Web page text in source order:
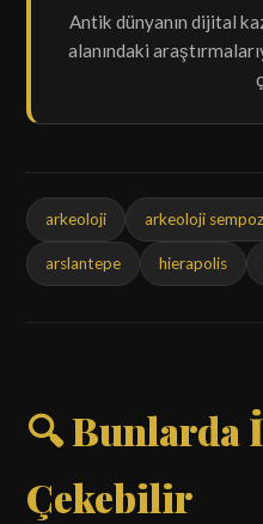
Antik dünyanın dijital
alanındaki
arkeoloji arkeoloji
arslantepe hierapolis
🔍 Bunlarda
Çekebilir